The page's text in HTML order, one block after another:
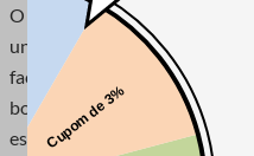
O Abridor de Casa ou
universo das costureiras. É
facilitadora desmanchar
botões. Observação: Esse
estoque e você poderá